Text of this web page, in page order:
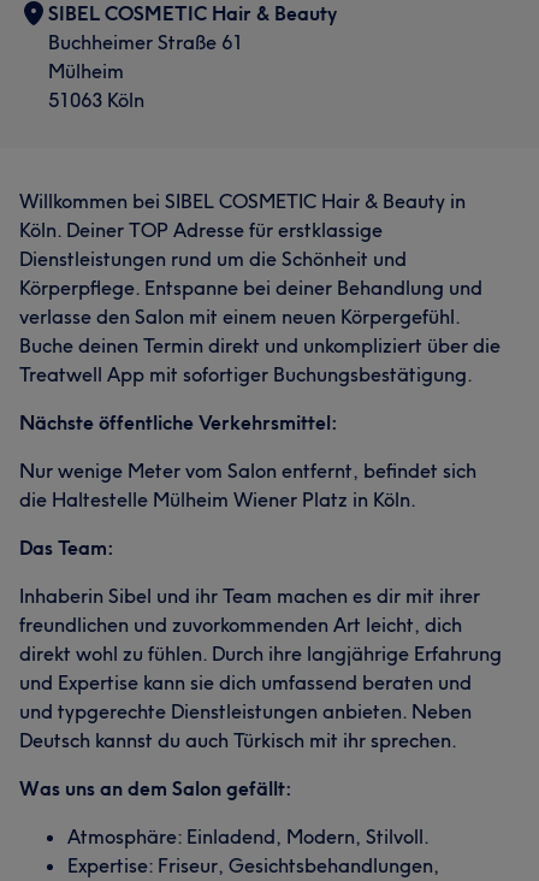
SIBEL COSMETIC Hair & Beauty
Buchheimer Straße 61
Mülheim
51063 Köln
Willkommen bei SIBEL COSMETIC Hair & Beauty in
Köln. Deiner TOP Adresse für erstklassige
Dienstleistungen rund um die Schönheit und
Körperpflege. Entspanne bei deiner Behandlung und
verlasse den Salon mit einem neuen Körpergefühl.
Buche deinen Termin direkt und unkompliziert über die
Treatwell App mit sofortiger Buchungsbestätigung.
Nächste öffentliche Verkehrsmittel:
Nur wenige Meter vom Salon entfernt, befindet sich
die Haltestelle Mülheim Wiener Platz in Köln.
Das Team:
Inhaberin Sibel und ihr Team machen es dir mit ihrer
freundlichen und zuvorkommenden Art leicht, dich
direkt wohl zu fühlen. Durch ihre langjährige Erfahrung
und Expertise kann sie dich umfassend beraten und
und typgerechte Dienstleistungen anbieten. Neben
Deutsch kannst du auch Türkisch mit ihr sprechen.
Was uns an dem Salon gefällt:
Atmosphäre: Einladend, Modern, Stilvoll.
Expertise: Friseur, Gesichtsbehandlungen,